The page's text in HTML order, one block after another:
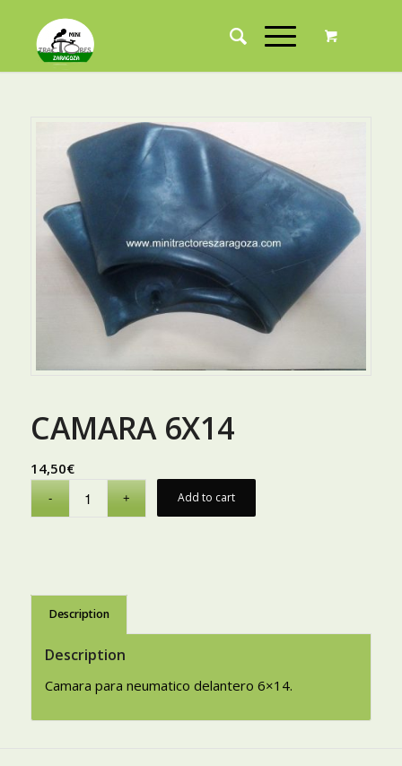
CAMARA 6X14
14,50€
Add to cart
Description
Description
Camara para neumatico delantero 6×14.